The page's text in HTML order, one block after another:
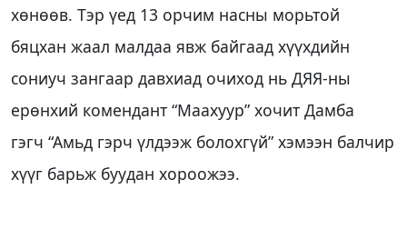
хөнөөв. Тэр үед 13 орчим насны морьтой
бяцхан жаал малдаа явж байгаад хүүхдийн
сониуч зангаар давхиад очиход нь ДЯЯ-ны
ерөнхий комендант “Маахуур” хочит Дамба
гэгч “Амьд гэрч үлдээж болохгүй” хэмээн балчир
хүүг барьж буудан хороожээ.